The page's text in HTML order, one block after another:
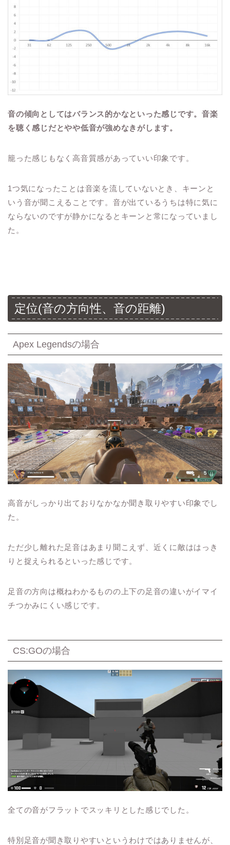
音の傾向としてはバランス的かなといった感じです。音楽
を聴く感じだとやや低音が強めなきがします。
籠った感じもなく高音質感があっていい印象です。
1つ気になったことは音楽を流していないとき、キーンと
いう音が聞こえることです。音が出ているうちは特に気に
ならないのですが静かになるとキーンと常になっていまし
た。
定位(音の方向性、音の距離)
Apex Legendsの場合
高音がしっかり出ておりなかなか聞き取りやすい印象でし
た。
ただ少し離れた足音はあまり聞こえず、近くに敵ははっき
りと捉えられるといった感じです。
足音の方向は概ねわかるものの上下の足音の違いがイマイ
チつかみにくい感じです。
CS:GOの場合
全ての音がフラットでスッキリとした感じでした。
特別足音が聞き取りやすいというわけではありませんが、